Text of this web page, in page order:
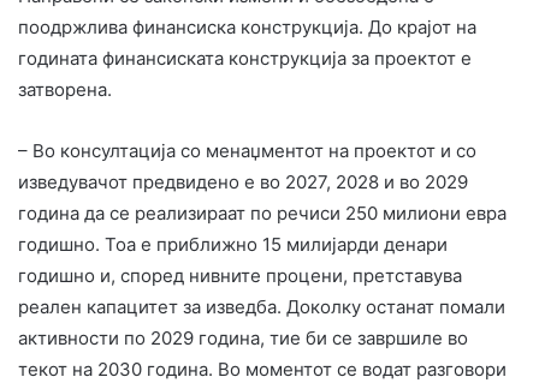
поодржлива финансиска конструкција. До крајот на
годината финансиската конструкција за проектот е
затворена.
– Во консултација со менаџментот на проектот и со
изведувачот предвидено е во 2027, 2028 и во 2029
година да се реализираат по речиси 250 милиони евра
годишно. Тоа е приближно 15 милијарди денари
годишно и, според нивните процени, претставува
реален капацитет за изведба. Доколку останат помали
активности по 2029 година, тие би се завршиле во
текот на 2030 година. Во моментот се водат разговори